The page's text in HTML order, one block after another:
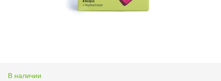
В наличии